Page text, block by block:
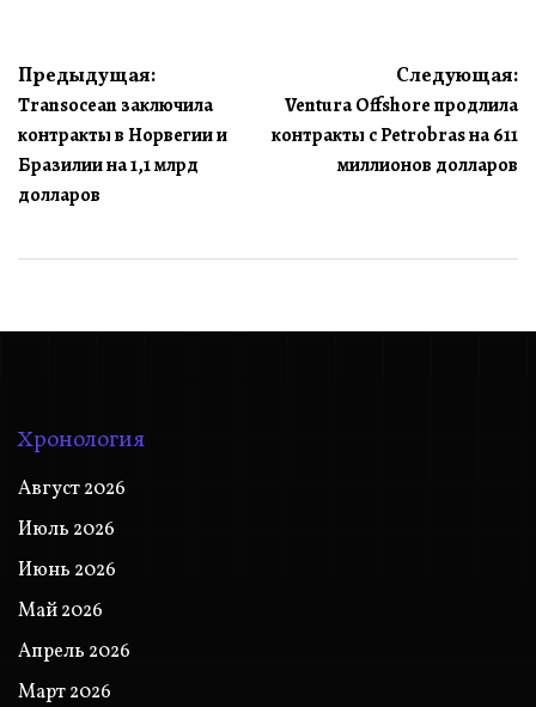
Навигация
по
записям
Предыдущая:
Transocean заключила
контракты в Норвегии и
Бразилии на 1,1 млрд
долларов
Следующая:
Ventura Offshore продлила
контракты с Petrobras на 611
миллионов долларов
Хронология
Август 2026
Июль 2026
Июнь 2026
Май 2026
Апрель 2026
Март 2026